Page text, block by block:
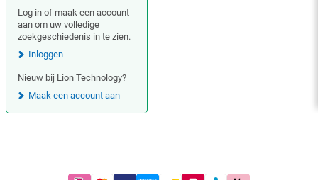
Log in of maak een account
aan om uw volledige
zoekgeschiedenis in te zien.
Inloggen
Nieuw bij Lion Technology?
Maak een account aan